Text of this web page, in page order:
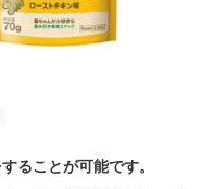
ることが可能です。